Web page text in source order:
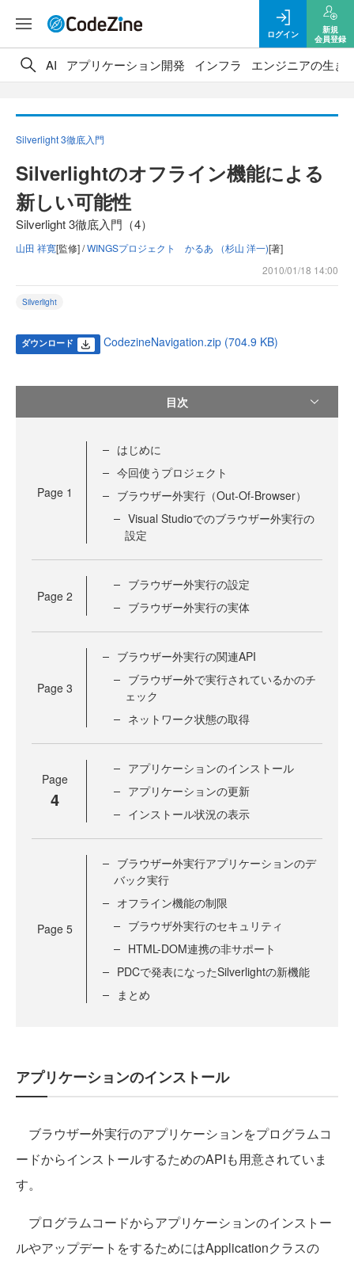
ログイン
新規
会員登録
AI アプリケーション開発 インフラ エンジニアの生き
Silverlight 3徹底入門
Silverlightのオフライン機能による
新しい可能性
Silverlight 3徹底入門（4）
山田 祥寛[監修] /WINGSプロジェクト かるあ （杉山 洋一)[著]
2010/01/18 14:00
Silverlight
ダウンロード CodezineNavigation.zip (704.9 KB)
目次
Page 1
はじめに
今回使うプロジェクト
ブラウザー外実行（Out-Of-Browser）
Visual Studioでのブラウザー外実行の
設定
Page 2
ブラウザー外実行の設定
ブラウザー外実行の実体
Page 3
ブラウザー外実行の関連API
ブラウザー外で実行されているかのチ
ェック
ネットワーク状態の取得
Page
4
アプリケーションのインストール
アプリケーションの更新
インストール状況の表示
Page 5
ブラウザー外実行アプリケーションのデ
バック実行
オフライン機能の制限
ブラウザ外実行のセキュリティ
HTML-DOM連携の非サポート
PDCで発表になったSilverlightの新機能
まとめ
アプリケーションのインストール
ブラウザー外実行のアプリケーションをプログラムコ
ードからインストールするためのAPIも用意されていま
す。
プログラムコードからアプリケーションのインストー
ルやアップデートをするためにはApplicationクラスの